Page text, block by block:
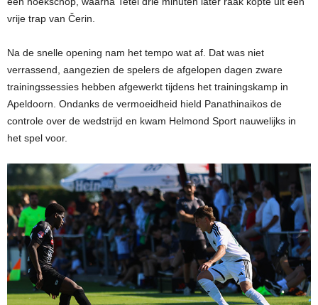
vrije trap van Čerin.
Na de snelle opening nam het tempo wat af. Dat was niet
verrassend, aangezien de spelers de afgelopen dagen zware
trainingssessies hebben afgewerkt tijdens het trainingskamp in
Apeldoorn. Ondanks de vermoeidheid hield Panathinaikos de
controle over de wedstrijd en kwam Helmond Sport nauwelijks in
het spel voor.